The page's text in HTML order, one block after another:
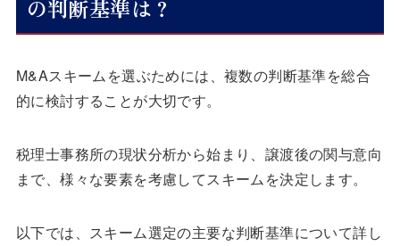
の判断基準は？
M&Aスキームを選ぶためには、複数の判断基準を総合
的に検討することが大切です。
税理士事務所の現状分析から始まり、譲渡後の関与意向
まで、様々な要素を考慮してスキームを決定します。
以下では、スキーム選定の主要な判断基準について詳し